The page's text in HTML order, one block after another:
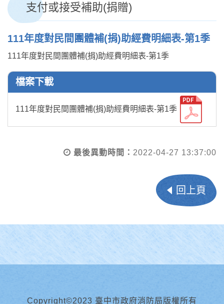
支付或接受補助(捐贈)
111年度對民間團體補(捐)助經費明細表-第1季
111年度對民間團體補(捐)助經費明細表-第1季
檔案下載
111年度對民間團體補(捐)助經費明細表-第1季
最後異動時間： 2022-04-27 13:37:00
回上頁
Copyright©2023 臺中市政府消防局版權所有